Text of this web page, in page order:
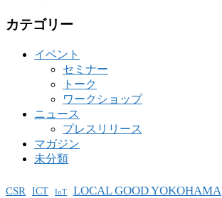
カテゴリー
イベント
セミナー
トーク
ワークショップ
ニュース
プレスリリース
マガジン
未分類
CSR ICT IoT LOCAL GOOD YOKOHAMA